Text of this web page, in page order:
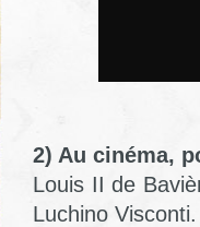
2) Au cinéma,
Louis II de
Luchino Visconti.